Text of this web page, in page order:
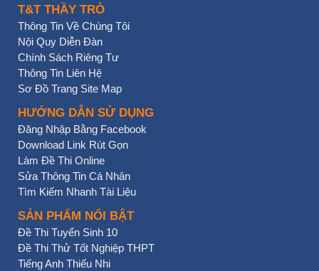
T&T THẦY TRÒ
Thông Tin Về Chúng Tôi
Nội Quy Diễn Đàn
Chính Sách Riêng Tư
Thông Tin Liên Hệ
Sơ Đồ Trang Site Map
HƯỚNG DẪN SỬ DỤNG
Đăng Nhập Bằng Facebook
Download Link Rút Gọn
Làm Đề Thi Online
Sửa Thông Tin Cá Nhân
Tìm Kiếm Nhanh Tài Liệu
SẢN PHẨM NỔI BẬT
Đề Thi Tuyển Sinh 10
Đề Thi Thử Tốt Nghiệp THPT
Tiếng Anh Thiếu Nhi